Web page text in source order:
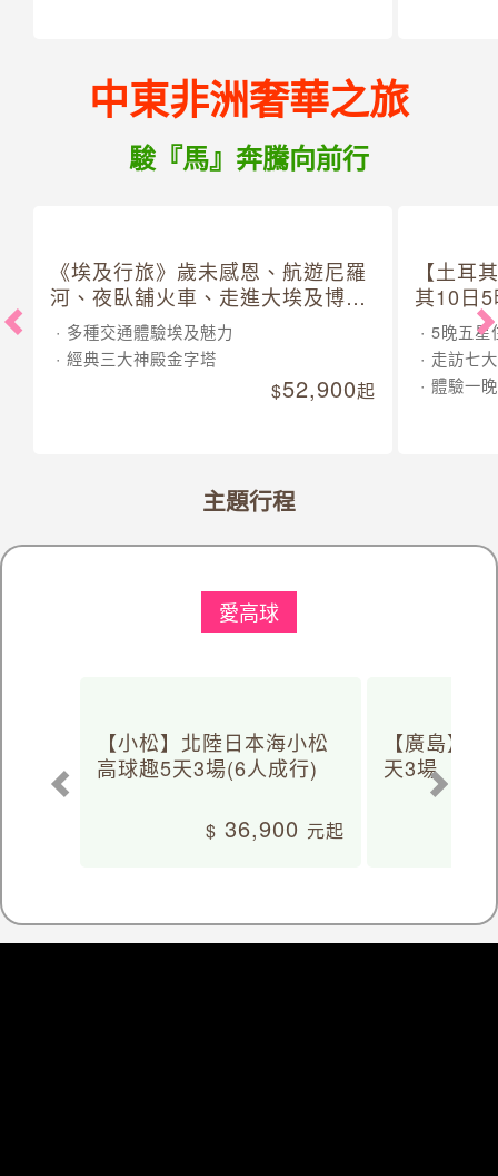
中東非洲奢華之旅
駿『馬』奔騰向前行
《埃及行旅》歲未感恩、航遊尼羅
河、夜臥舖火車、走進大埃及博物
館 10 日
多種交通體驗埃及魅力
經典三大神殿金字塔
52,900起
【土耳
其10日
5晚五星
走訪七
體驗一
愛高球
主題行程
【小松】北陸日本海小松
高球趣5天3場(6人成行)
36,900
【廣島】
天3場